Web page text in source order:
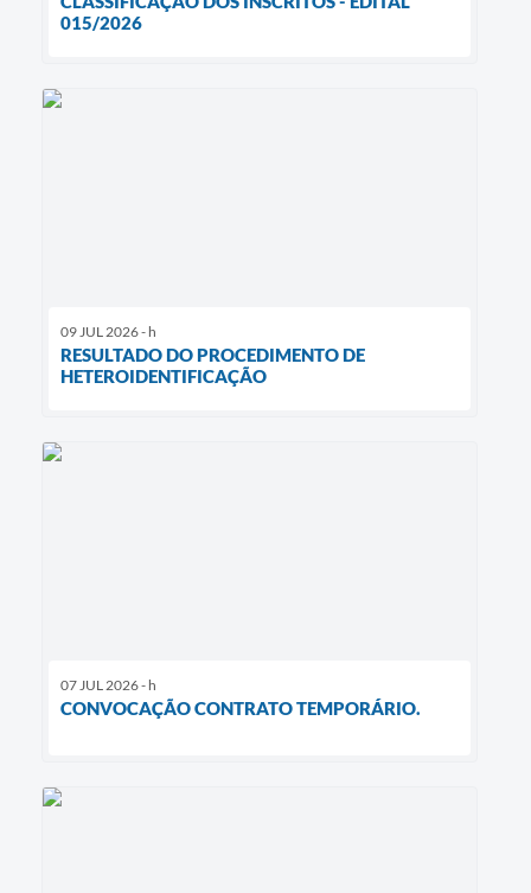
015/2026
09 JUL 2026 - h
RESULTADO DO PROCEDIMENTO DE
HETEROIDENTIFICAÇÃO
07 JUL 2026 - h
CONVOCAÇÃO CONTRATO TEMPORÁRIO.